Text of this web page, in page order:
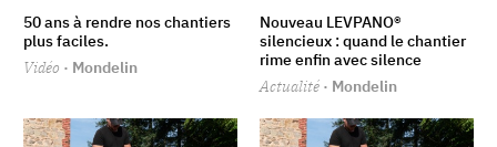
50 ans à rendre nos chantiers
plus faciles.
Vidéo · Mondelin
Nouveau LEVPANO®
silencieux : quand le chantier
rime enfin avec silence
Actualité · Mondelin